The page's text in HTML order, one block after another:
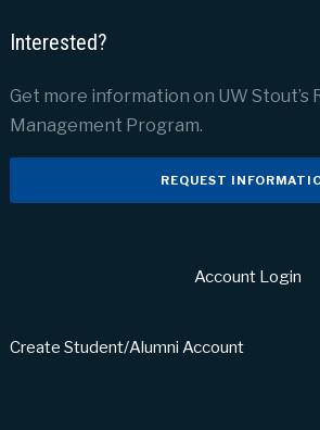
Interested?
Get more information on UW Stout’s
Management Program.
REQUEST
Account Login
Create Student/Alumni Account